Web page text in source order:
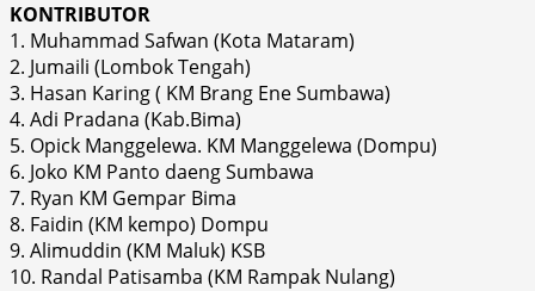
KONTRIBUTOR
1. Muhammad Safwan (Kota Mataram)
2. Jumaili (Lombok Tengah)
3. Hasan Karing ( KM Brang Ene Sumbawa)
4. Adi Pradana (Kab.Bima)
5. Opick Manggelewa. KM Manggelewa (Dompu)
6. Joko KM Panto daeng Sumbawa
7. Ryan KM Gempar Bima
8. Faidin (KM kempo) Dompu
9. Alimuddin (KM Maluk) KSB
10. Randal Patisamba (KM Rampak Nulang)